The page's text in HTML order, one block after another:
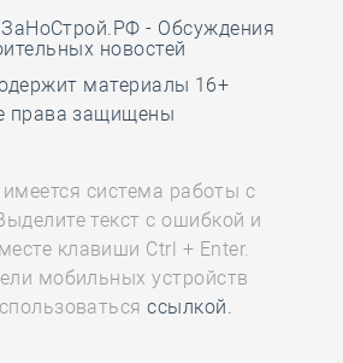
- Обсуждения
новостей
материалы 16+
права защищены
система работы с
текст с ошибкой и
клавиши Ctrl + Enter.
мобильных устройств
ссылкой.